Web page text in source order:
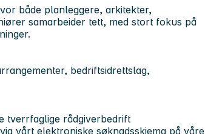
både planleggere, arkitekter,
samarbeider tett, med stort fokus på
bedriftsidrettslag,
tverrfaglige rådgiverbedrift
vårt elektroniske søknadsskjema på våre